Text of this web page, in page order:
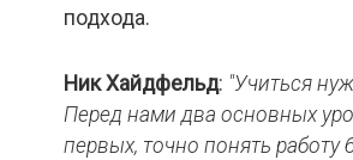
подхода.
Ник Хайдфельд: "Учиться
Перед нами два основных
первых, точно понять работу